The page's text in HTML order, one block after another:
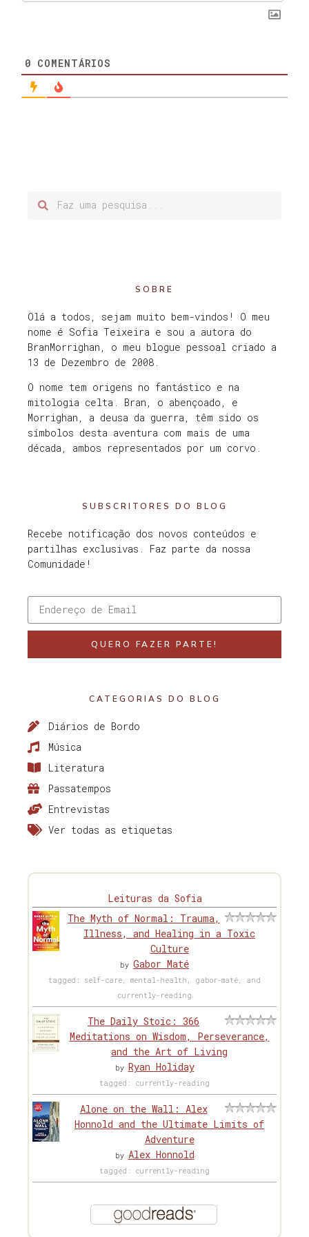
0 COMENTÁRIOS
SOBRE
Olá a todos, sejam muito bem-vindos! O meu
nome é Sofia Teixeira e sou a autora do
BranMorrighan, o meu blogue pessoal criado a
13 de Dezembro de 2008.
O nome tem origens no fantástico e na
mitologia celta. Bran, o abençoado, e
Morrighan, a deusa da guerra, têm sido os
símbolos desta aventura com mais de uma
década, ambos representados por um corvo.
SUBSCRITORES DO BLOG
Recebe notificação dos novos conteúdos e
partilhas exclusivas. Faz parte da nossa
Comunidade!
QUERO FAZER PARTE!
CATEGORIAS DO BLOG
Diários de Bordo
Música
Literatura
Passatempos
Entrevistas
Ver todas as etiquetas
Leituras da Sofia
The Myth of Normal: Trauma,
Illness, and Healing in a Toxic
Culture
by Gabor Maté
tagged: self-care, mental-health, gabor-maté, and
currently-reading
The Daily Stoic: 366
Meditations on Wisdom, Perseverance,
and the Art of Living
by Ryan Holiday
tagged: currently-reading
Alone on the Wall: Alex
Honnold and the Ultimate Limits of
Adventure
by Alex Honnold
tagged: currently-reading